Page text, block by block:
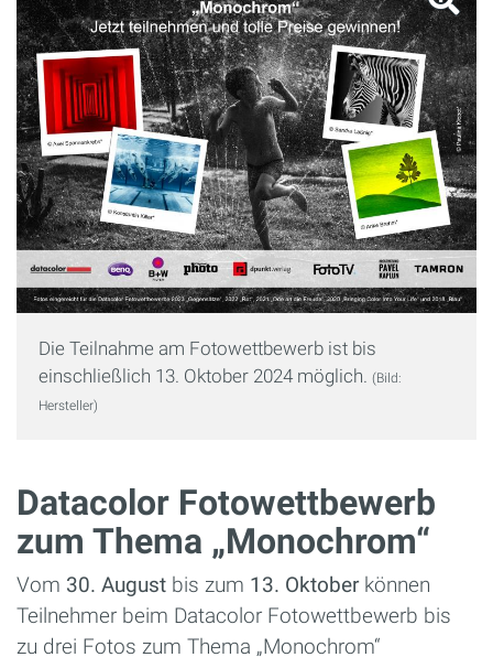
Die Teilnahme am Fotowettbewerb ist bis
einschließlich 13. Oktober 2024 möglich. (Bild:
Hersteller)
Datacolor Fotowettbewerb
zum Thema „Monochrom“
Vom 30. August bis zum 13. Oktoberkönnen
Teilnehmer beim Datacolor Fotowettbewerb bis
zu drei Fotos zum Thema „Monochrom“